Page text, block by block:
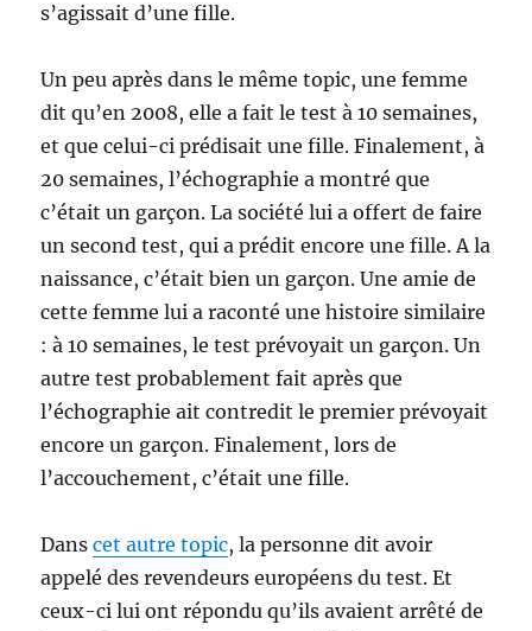
s’agissait d’une fille.
Un peu après dans le même topic, une femme
dit qu’en 2008, elle a fait le test à 10 semaines,
et que celui-ci prédisait une fille. Finalement, à
20 semaines, l’échographie a montré que
c’était un garçon. La société lui a offert de faire
un second test, qui a prédit encore une fille. A la
naissance, c’était bien un garçon. Une amie de
cette femme lui a raconté une histoire similaire
: à 10 semaines, le test prévoyait un garçon. Un
autre test probablement fait après que
l’échographie ait contredit le premier prévoyait
encore un garçon. Finalement, lors de
l’accouchement, c’était une fille.
Danscet autre topic, la personne dit avoir
appelé des revendeurs européens du test. Et
ceux-ci lui ont répondu qu’ils avaient arrêté de